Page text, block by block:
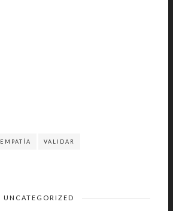
EMPATÍA VALIDAR
UNCATEGORIZED